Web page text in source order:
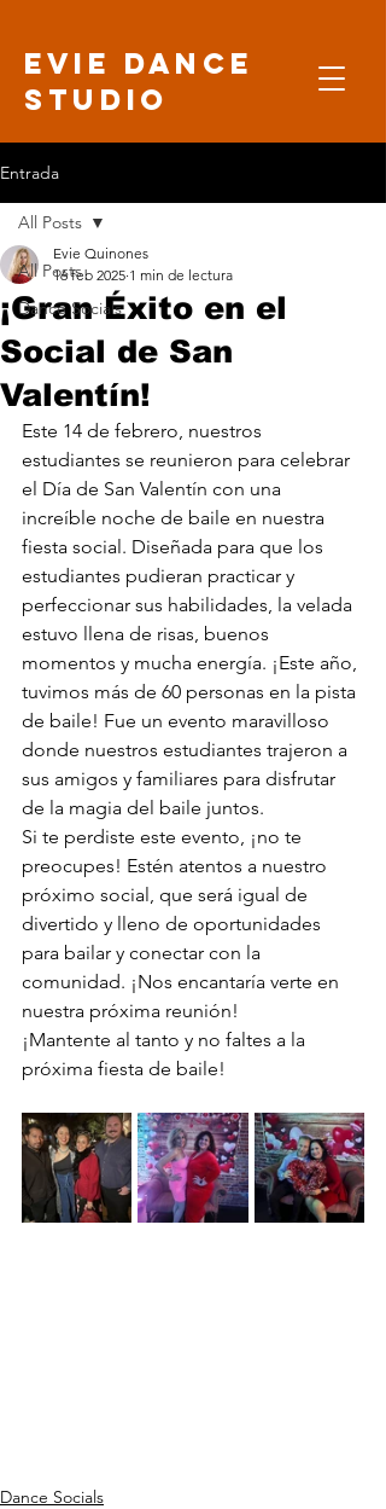
Evie Dance
Studio
Entrada
All Posts
Dance Socials
All Posts
¡Gran Éxito en el
Social de San
Valentín!
Evie Quinones
16 feb 2025 1 min de lectura
Este 14 de febrero, nuestros
estudiantes se reunieron para celebrar
el Día de San Valentín con una
increíble noche de baile en nuestra
fiesta social. Diseñada para que los
estudiantes pudieran practicar y
perfeccionar sus habilidades, la velada
estuvo llena de risas, buenos
momentos y mucha energía. ¡Este año,
tuvimos más de 60 personas en la pista
de baile! Fue un evento maravilloso
donde nuestros estudiantes trajeron a
sus amigos y familiares para disfrutar
de la magia del baile juntos.
Si te perdiste este evento, ¡no te
preocupes! Estén atentos a nuestro
próximo social, que será igual de
divertido y lleno de oportunidades
para bailar y conectar con la
comunidad. ¡Nos encantaría verte en
nuestra próxima reunión!
¡Mantente al tanto y no faltes a la
próxima fiesta de baile!
Dance Socials